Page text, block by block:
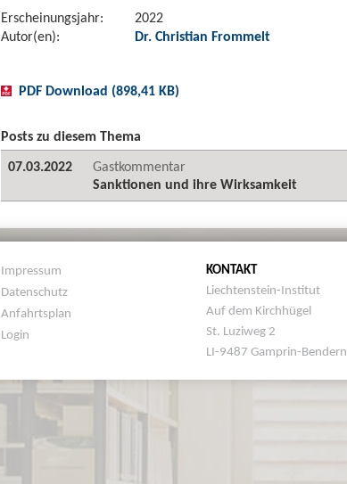
Erscheinungsjahr:
2022
Autor(en):
Dr. Christian Frommelt
PDF Download (898,41 KB)
Posts zu diesem Thema
07.03.2022
Gastkommentar
Sanktionen und ihre Wirksamkeit
Impressum
Datenschutz
Anfahrtsplan
Login
KONTAKT
Liechtenstein-Institut
Auf dem Kirchhügel
St. Luziweg 2
LI-9487 Gamprin-Bendern